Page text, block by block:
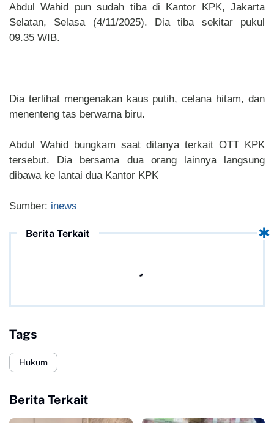
Abdul Wahid pun sudah tiba di Kantor KPK, Jakarta
Selatan, Selasa (4/11/2025). Dia tiba sekitar pukul
09.35 WIB.
Dia terlihat mengenakan kaus putih, celana hitam, dan
menenteng tas berwarna biru.
Abdul Wahid bungkam saat ditanya terkait OTT KPK
tersebut. Dia bersama dua orang lainnya langsung
dibawa ke lantai dua Kantor KPK
Sumber: inews
Berita Terkait
Tags
Hukum
Berita Terkait